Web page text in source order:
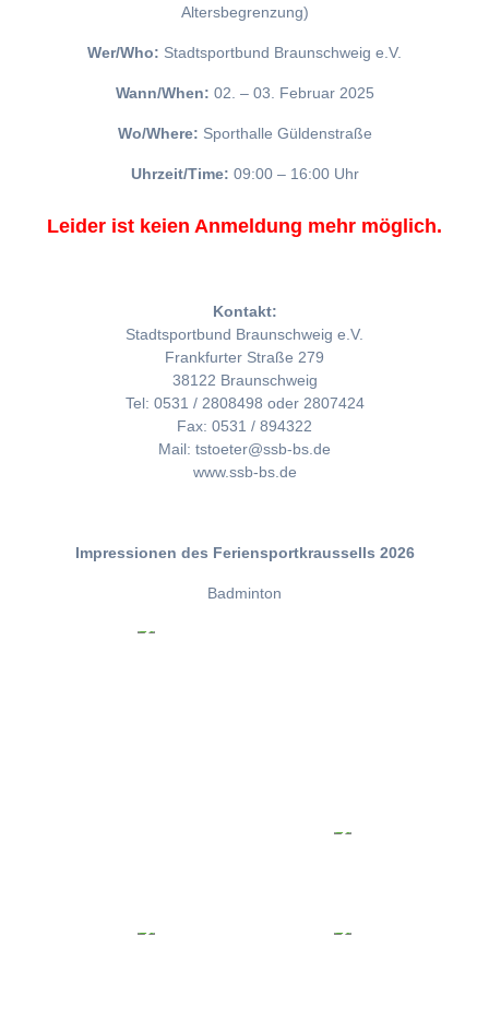
Altersbegrenzung)
Wer/Who: Stadtsportbund Braunschweig e.V.
Wann/When: 02. – 03. Februar 2025
Wo/Where: Sporthalle Güldenstraße
Uhrzeit/Time: 09:00 – 16:00 Uhr
Leider ist keien Anmeldung mehr möglich.
Kontakt:
Stadtsportbund Braunschweig e.V.
Frankfurter Straße 279
38122 Braunschweig
Tel: 0531 / 2808498 oder 2807424
Fax: 0531 / 894322
Mail: tstoeter@ssb-bs.de
www.ssb-bs.de
Impressionen des Feriensportkraussells 2026
Badminton